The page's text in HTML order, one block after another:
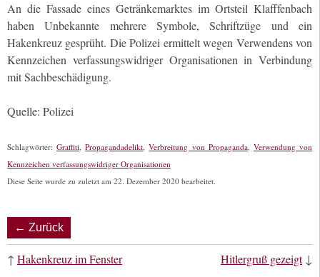
An die Fassade eines Getränkemarktes im Ortsteil Klafffenbach
haben Unbekannte mehrere Symbole, Schriftzüge und ein
Hakenkreuz gesprüht. Die Polizei ermittelt wegen Verwendens von
Kennzeichen verfassungswidriger Organisationen in Verbindung
mit Sachbeschädigung.
Quelle: Polizei
Schlagwörter:Graffiti,Propagandadelikt,Verbreitung von Propaganda, Verwendung von
Kennzeichen verfassungswidriger Organisationen
Diese Seite wurde zu zuletzt am 22. Dezember 2020 bearbeitet.
← Zurück
↑ Hakenkreuz im Fenster Hitlergruß gezeigt↓